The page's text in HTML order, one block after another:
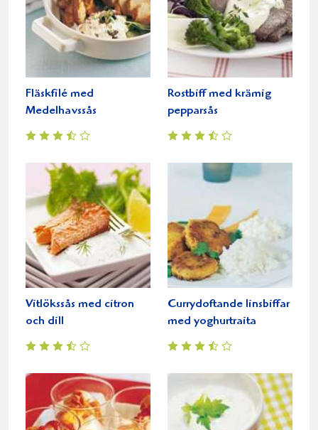
Fläskfilé med
Medelhavssås
Rostbiff med krämig
pepparsås
Vitlökssås med citron
och dill
Currydoftande linsbiffar
med yoghurtraita